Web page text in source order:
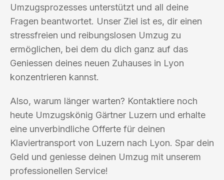
Umzugsprozesses unterstützt und all deine
Fragen beantwortet. Unser Ziel ist es, dir einen
stressfreien und reibungslosen Umzug zu
ermöglichen, bei dem du dich ganz auf das
Geniessen deines neuen Zuhauses in Lyon
konzentrieren kannst.
Also, warum länger warten? Kontaktiere noch
heute Umzugskönig Gärtner Luzern und erhalte
eine unverbindliche Offerte für deinen
Klaviertransport von Luzern nach Lyon. Spar dein
Geld und geniesse deinen Umzug mit unserem
professionellen Service!